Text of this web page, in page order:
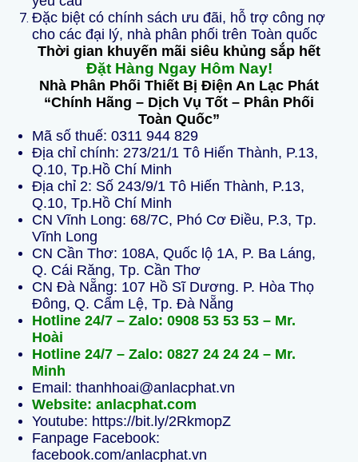
Đặc biệt có chính sách ưu đãi, hỗ trợ công nợ
cho các đại lý, nhà phân phối trên Toàn quốc
Thời gian khuyến mãi siêu khủng sắp hết
Đặt Hàng Ngay Hôm Nay!
Nhà Phân Phối Thiết Bị Điện An Lạc Phát
“Chính Hãng – Dịch Vụ Tốt – Phân Phối
Toàn Quốc”
Mã số thuế: 0311 944 829
Địa chỉ chính: 273/21/1 Tô Hiến Thành, P.13,
Q.10, Tp.Hồ Chí Minh
Địa chỉ 2: Số 243/9/1 Tô Hiến Thành, P.13,
Q.10, Tp.Hồ Chí Minh
CN Vĩnh Long: 68/7C, Phó Cơ Điều, P.3, Tp.
Vĩnh Long
CN Cần Thơ: 108A, Quốc lộ 1A, P. Ba Láng,
Q. Cái Răng, Tp. Cần Thơ
CN Đà Nẵng: 107 Hồ Sĩ Dương. P. Hòa Thọ
Đông, Q. Cẩm Lệ, Tp. Đà Nẵng
Hotline 24/7 – Zalo: 0908 53 53 53 – Mr.
Hoài
Hotline 24/7 – Zalo: 0827 24 24 24 – Mr.
Minh
Email: thanhhoai@anlacphat.vn
Website: anlacphat.com
Youtube: https://bit.ly/2RkmopZ
Fanpage Facebook:
facebook.com/anlacphat.vn